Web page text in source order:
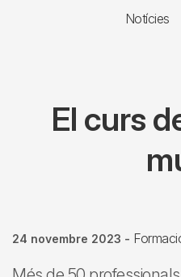
Notícies
El curs
24 novembre 2023 -